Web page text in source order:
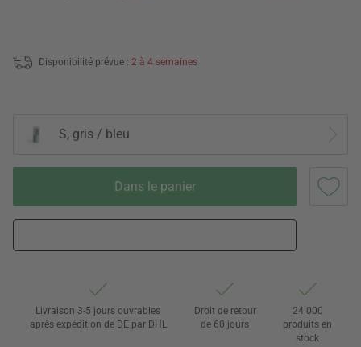
Disponibilité prévue : 2 à 4 semaines
S, gris / bleu
Dans le panier
Livraison 3-5 jours ouvrables
après expédition de DE par DHL
Droit de retour
de 60 jours
24 000
produits en
stock